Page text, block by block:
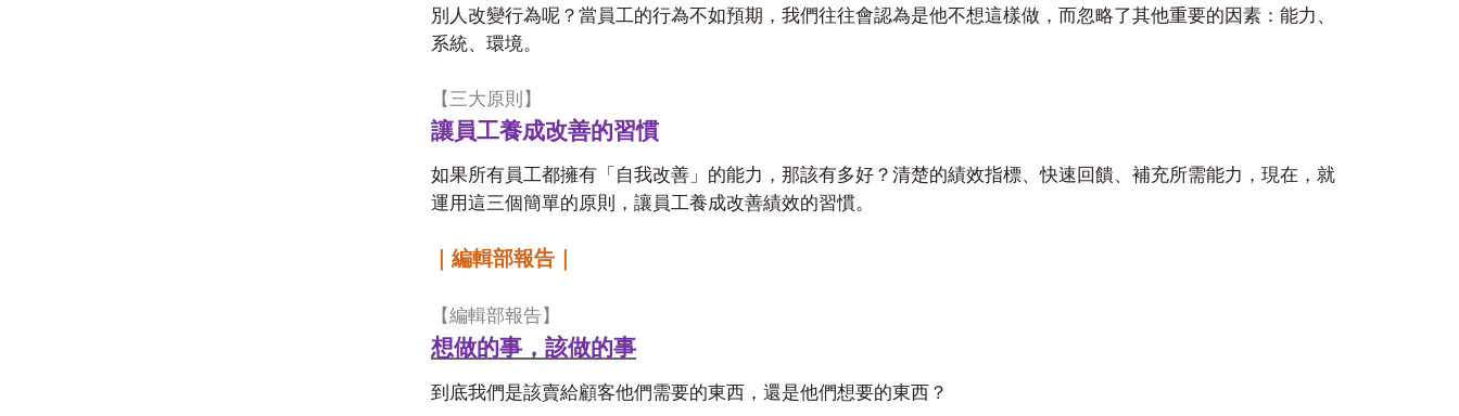
別人改變行為呢？當員工的行為不如預期，我們往往會認為是他不想這樣做，而忽略了其他重要的因素：能力、
系統、環境。
【三大原則】
讓員工養成改善的習慣
如果所有員工都擁有「自我改善」的能力，那該有多好？清楚的績效指標、快速回饋、補充所需能力，現在，就
運用這三個簡單的原則，讓員工養成改善績效的習慣。
｜編輯部報告｜
【編輯部報告】
想做的事，該做的事
到底我們是該賣給顧客他們需要的東西，還是他們想要的東西？